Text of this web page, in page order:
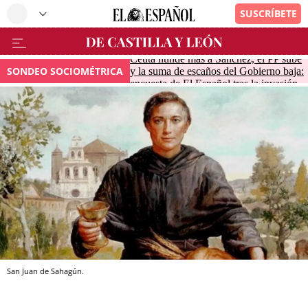
SONDEO SOCIOMÉTRICA
Ceuta hunde más a Sánchez, el PP sube
y la suma de escaños del Gobierno baja:
encuesta de El Español tras la invasión
San Juan de Sahagún.